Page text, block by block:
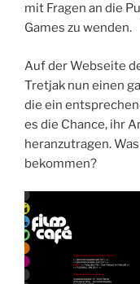
mit Fragen an die
Games zu wenden.
Auf der Webseite
Tretjak nun einen
die ein
es die Chance, ihr
heranzutragen.
bekommen?